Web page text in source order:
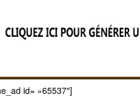
id= »65537″]